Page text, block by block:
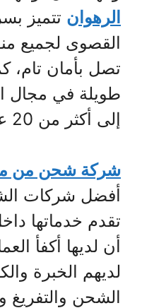
الرهوان تتميز
القصوى لجميع
تصل بأمان تام،
طويلة في مجال
إلى أكثر من 20 عاما من التميز.
شركة شحن من
أفضل شركات
تقدم خدماتها
أن لديها أكفأ
لديهم الخبرة
الشحن والتفريغ